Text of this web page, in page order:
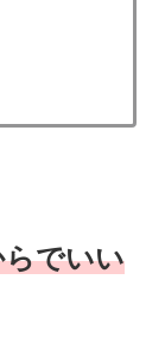
でいい